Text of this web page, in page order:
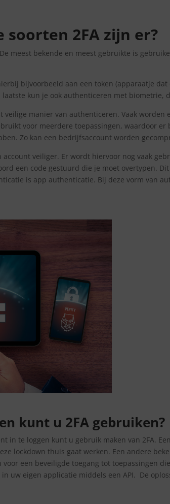
2FA zijn er?
meest bekende en meest gebruikte is
bijvoorbeeld aan een token (apparaatje
kun je ook authenticeren met
manier van authenticeren. Vaak
voor meerdere toepassingen, waardoor
Zo kan een bedrijfsaccount worden
veiliger. Er wordt hiervoor nog vaak
een code gestuurd die je moet overtypen.
is app authenticatie. Bij deze vorm van
kunt u 2FA gebruiken?
in te loggen kunt u gebruik maken van 2FA.
lockdown thuis gaat werken. Een andere
een beveiligde toegang tot toepassingen
uw eigen applicatie middels een API. De